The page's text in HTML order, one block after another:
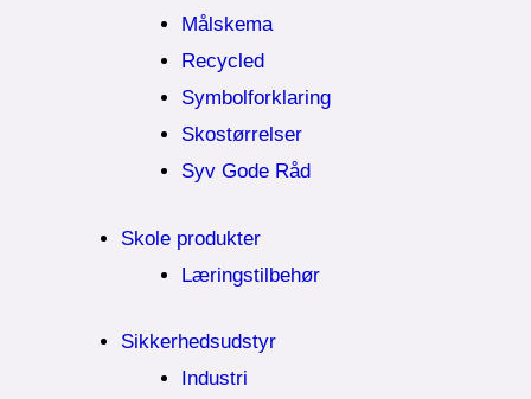
Målskema
Recycled
Symbolforklaring
Skostørrelser
Syv Gode Råd
Skole produkter
Læringstilbehør
Sikkerhedsudstyr
Industri